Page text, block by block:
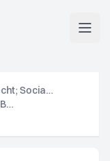
Bestuursrecht; Socialezekerheidsrecht
Centrale Raad van Beroep